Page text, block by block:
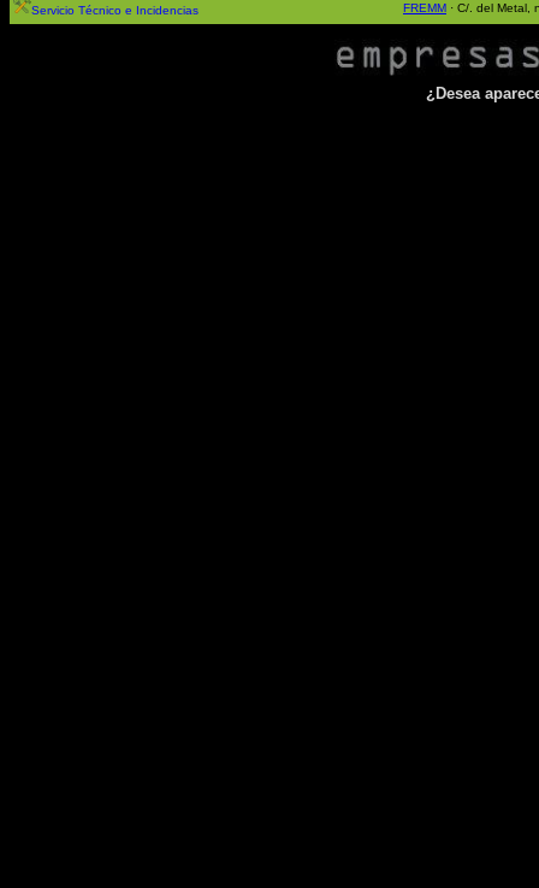
Servicio Técnico e Incidencias FREMM · C/. del Metal,
¿Desea